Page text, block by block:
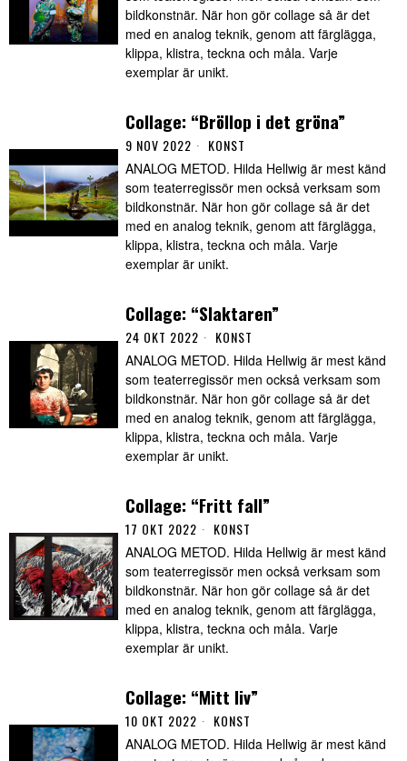
bildkonstnär. När hon gör collage så är det
med en analog teknik, genom att färglägga,
klippa, klistra, teckna och måla. Varje
exemplar är unikt.
Collage: “Bröllop i det gröna”
9 NOV 2022 KONST
ANALOG METOD. Hilda Hellwig är mest känd
som teaterregissör men också verksam som
bildkonstnär. När hon gör collage så är det
med en analog teknik, genom att färglägga,
klippa, klistra, teckna och måla. Varje
exemplar är unikt.
Collage: “Slaktaren”
24 OKT 2022 KONST
ANALOG METOD. Hilda Hellwig är mest känd
som teaterregissör men också verksam som
bildkonstnär. När hon gör collage så är det
med en analog teknik, genom att färglägga,
klippa, klistra, teckna och måla. Varje
exemplar är unikt.
Collage: “Fritt fall”
17 OKT 2022 KONST
ANALOG METOD. Hilda Hellwig är mest känd
som teaterregissör men också verksam som
bildkonstnär. När hon gör collage så är det
med en analog teknik, genom att färglägga,
klippa, klistra, teckna och måla. Varje
exemplar är unikt.
Collage: “Mitt liv”
10 OKT 2022 KONST
ANALOG METOD. Hilda Hellwig är mest känd